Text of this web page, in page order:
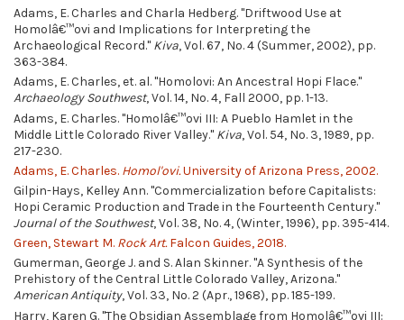
Adams, E. Charles and Charla Hedberg. "Driftwood Use at
Homolâ€™ovi and Implications for Interpreting the
Archaeological Record." Kiva, Vol. 67, No. 4 (Summer, 2002), pp.
363-384.
Adams, E. Charles, et. al. "Homolovi: An Ancestral Hopi Flace."
Archaeology Southwest, Vol. 14, No. 4, Fall 2000, pp. 1-13.
Adams, E. Charles. "Homolâ€™ovi III: A Pueblo Hamlet in the
Middle Little Colorado River Valley." Kiva, Vol. 54, No. 3, 1989, pp.
217-230.
Adams, E. Charles. Homol'ovi.University of Arizona Press, 2002.
Gilpin-Hays, Kelley Ann. "Commercialization before Capitalists:
Hopi Ceramic Production and Trade in the Fourteenth Century."
Journal of the Southwest, Vol. 38, No. 4, (Winter, 1996), pp. 395-414.
Green, Stewart M. Rock Art.Falcon Guides, 2018.
Gumerman, George J. and S. Alan Skinner. "A Synthesis of the
Prehistory of the Central Little Colorado Valley, Arizona."
American Antiquity, Vol. 33, No. 2 (Apr., 1968), pp. 185-199.
Harry, Karen G. "The Obsidian Assemblage from Homolâ€™ovi III: